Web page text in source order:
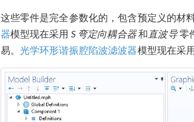
这些零件是完全参数化的，包含预定义的材
器模型现在采用 S 弯定向耦合器和 直波导零
易。 光学环形谐振腔陷波滤波器模型现在采